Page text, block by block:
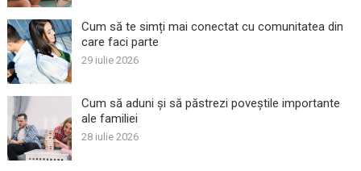
Cum să te simți mai conectat cu comunitatea din
care faci parte
29 iulie 2026
Cum să aduni și să păstrezi poveștile importante
ale familiei
28 iulie 2026